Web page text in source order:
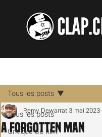
Tous les posts
Critique de film
Tous les posts
A Forgotten Man
Remy Dewarrat 3 mai 2023